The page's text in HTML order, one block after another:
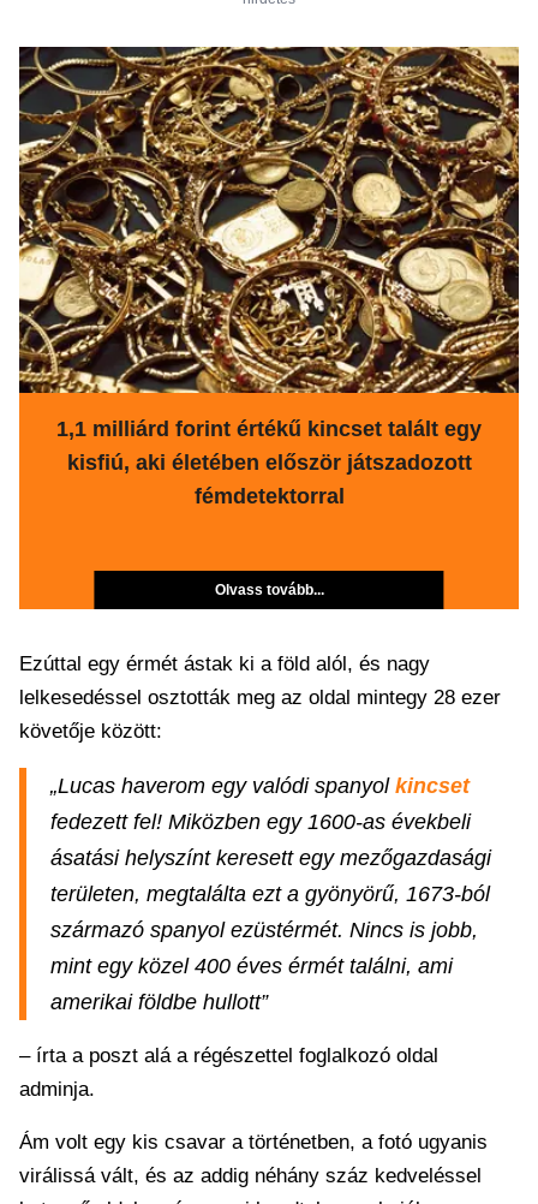
1,1 milliárd forint értékű kincset talált egy
kisfiú, aki életében először játszadozott
fémdetektorral
Olvass tovább...
Ezúttal egy érmét ástak ki a föld alól, és nagy
lelkesedéssel osztották meg az oldal mintegy 28 ezer
követője között:
„Lucas haverom egy valódi spanyol kincset
fedezett fel! Miközben egy 1600-as évekbeli
ásatási helyszínt keresett egy mezőgazdasági
területen, megtalálta ezt a gyönyörű, 1673-ból
származó spanyol ezüstérmét. Nincs is jobb,
mint egy közel 400 éves érmét találni, ami
amerikai földbe hullott”
– írta a poszt alá a régészettel foglalkozó oldal
adminja.
Ám volt egy kis csavar a történetben, a fotó ugyanis
virálissá vált, és az addig néhány száz kedveléssel